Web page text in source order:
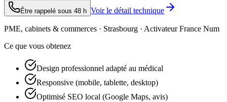
Être rappelé sous 48 h Voir le détail technique
PME, cabinets & commerces · Strasbourg · Activateur France Num
Ce que vous obtenez
Design professionnel adapté au médical
Responsive (mobile, tablette, desktop)
Optimisé SEO local (Google Maps, avis)